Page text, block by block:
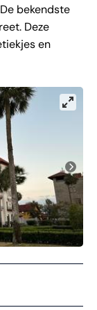
bekendste
Deze
en